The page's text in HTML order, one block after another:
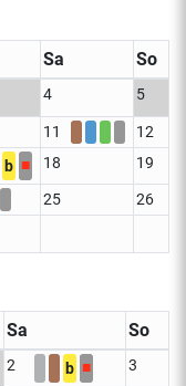
Sa So
4 5
11
12
b ■ 18 19
25
26
Sa So
2 b ■ 3